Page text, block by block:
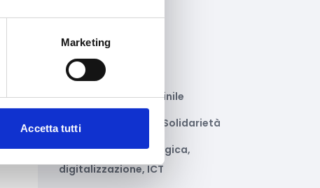
Marketing
Accetta tutti
Giustizia e sicurezza
Green economy
Impianti sportivi
Imprenditoria femminile
Inclusione Sociale e Solidarietà
Innovazione tecnologica,
digitalizzazione, ICT